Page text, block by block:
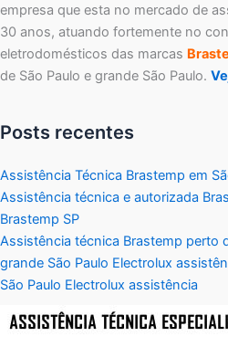
empresa que esta no mercado de
30 anos, atuando fortemente no
eletrodomésticos das marcas
de São Paulo e grande São Paulo.
Posts recentes
Assistência Técnica Brastemp em
Assistência técnica e autorizada
Brastemp SP
Assistência técnica Brastemp perto
grande São Paulo Electrolux
São Paulo Electrolux assistência